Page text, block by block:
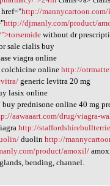
http://
http://djmanly.com/product/
without dr
sale cialis buy
viagra online
onlinehttp://
generic levitra 20 mg
lasix online
buy prednisone online 40 mg
aawaaart.com/drug/viagra-
http://
duolinhttp://
product/amoxil/
bending, channel.